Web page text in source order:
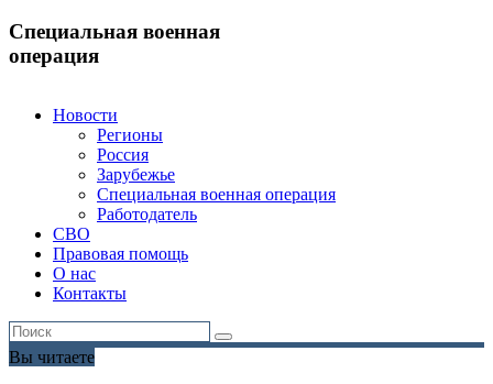
Специальная военная
операция
Новости
Регионы
Россия
Зарубежье
Специальная военная операция
Работодатель
СВО
Правовая помощь
О нас
Контакты
Вы читаете